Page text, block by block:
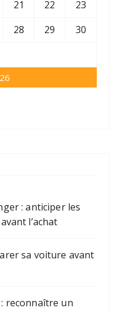
21 22
23
28 29
30
: anticiper les
l’achat
sa voiture avant
reconnaître un